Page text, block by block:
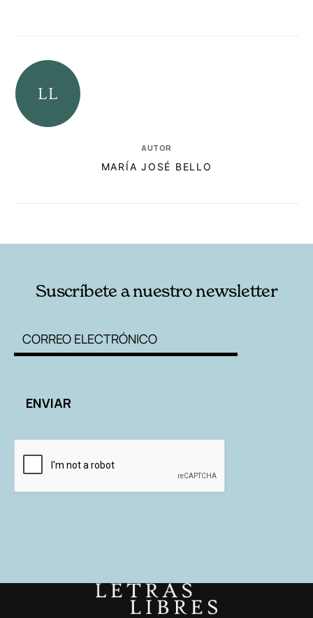
AUTOR
MARÍA JOSÉ BELLO
Suscríbete a nuestro newsletter